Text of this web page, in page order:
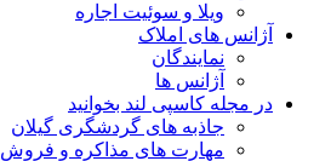
ویلا و سوئیت اجاره
آژانس های املاک
نمایندگان
آژانس ها
در مجله کاسپی لند بخوانید
جاذبه های گردشگری گیلان
مهارت های مذاکره و فروش